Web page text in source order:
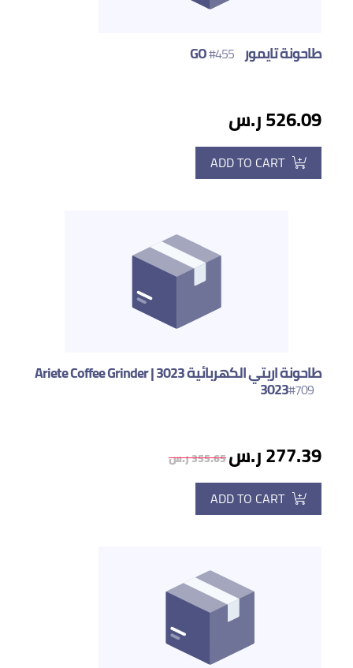
طاحونة تايمور GO #455
526.09 ر.س
ADD TO CART
طاحونة اريتي الكهربائية 3023 | Ariete Coffee Grinder
3023#709
277.39 ر.س 355.65 ر.س
ADD TO CART